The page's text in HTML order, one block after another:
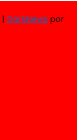
| DarkNews por